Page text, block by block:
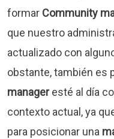
formar Community
que nuestro
actualizado con
obstante, también es
manageresté al día
contexto actual, ya
para posicionar una